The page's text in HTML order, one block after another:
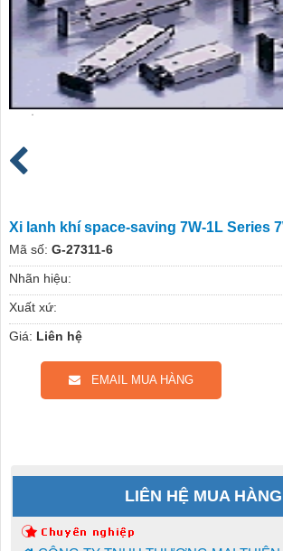
Xi lanh khí space-saving 7W-1L Series
Mã số: G-27311-6
Nhãn hiệu:
Xuất xứ:
Giá: Liên hệ
EMAIL MUA HÀNG
LIÊN HỆ MUA HÀNG